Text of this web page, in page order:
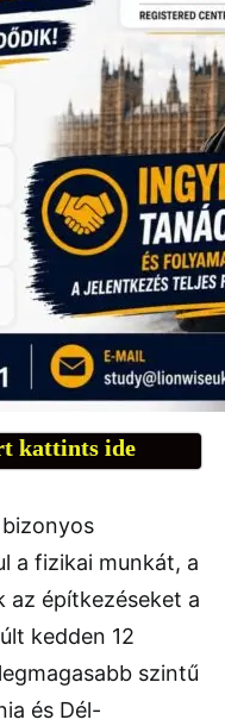
kattints ide
a fizikai munkát, a
az építkezéseket a
kedden 12
szintű
és Dél-